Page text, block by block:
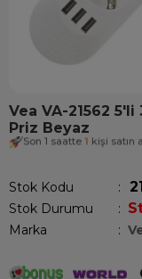
Vea VA-21562 5'li
Priz Beyaz
Son 1 saatte 1 kişi satın
Stok Kodu
Stok Durumu :
Marka :